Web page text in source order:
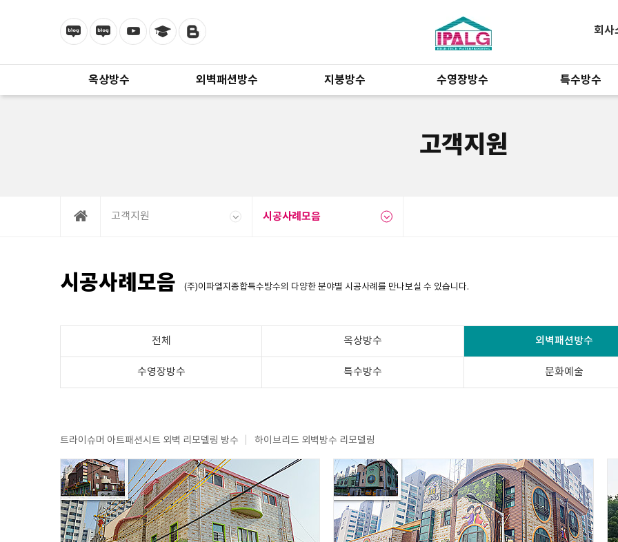
회사
옥상방수 외벽패션방수 지붕방수 수영장방수 특수방수
고객지원
고객지원 시공사례모음
시공사례모음 (주)이파엘지종합특수방수의 다양한 분야별 시공사례를 만나보실 수 있습니다.
전체 옥상방수 외벽패션방수
수영장방수 특수방수 문화예술
트라이슈머 아트패션시트 외벽 리모델링 방수 하이브리드 외벽방수 리모델링